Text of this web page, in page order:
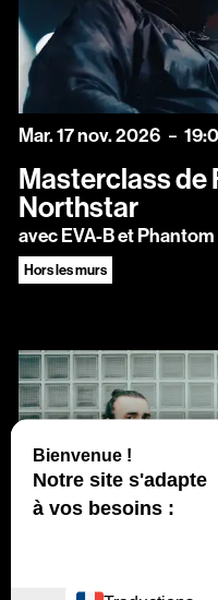
mardi
Mar.17novembre
nov.2026
Masterclass de
Northstar
avec EVA-B et Phantom
Hors les murs